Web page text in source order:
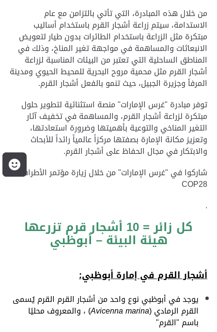
من خلال هذه المبادرة، التي تأتي بالتزامن مع عام
الاستدامة، سيتم زراعة أشجار القرم باستخدام أساليب
مبتكرة مثل الزراعة باستخدام الطائرات بدون طيارلتعويض
الانبعاثات والمساهمة في مواجهة تغير المناخ، وذلك في
المناطق الساحلية التي تعتبر من البيئات المناسبة لزراعة
أشجار القرم مثل محمية مروح البحرية للمحيط الحيوي ومدينة
المرفأ وجزيرة الجبيل، حيث تنمو بالفعل أشجار القرم.
توفر مبادرة "غرس الإمارات" منصة استثنائية لتطوير حلول
مبتكرة لزراعة أشجار القرم، والمساهمة في تخفيف آثار
التغير المناخي والتوعية بأهميتها وضرورة استعادتها،
وتعزيز مكانة الإمارة بصفتها مركزاً عالمياً رائداً للأبحاث
والابتكار في مجال الحفاظ على أشجار القرم.
شاركوا في "غرس الإمارات" من خلال زيارة مؤتمر الأطراف
COP28
.
كل زائر = 10 أشجار قرم تزرعها
هيئة البيئة – أبوظبي
أشجار القرم في إمارة أبوظبي:
يوجد في أبوظبي نوع واحد من أشجار القرم القرم يُسمى
القرم الرمادي (Avicenna marina) ، والمعروف محليًا
باسم "القرم"